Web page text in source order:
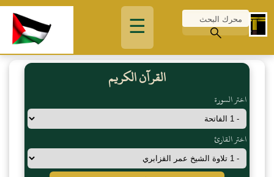
☰
القرآن الكريم
اختر السورة
اختر القارئ